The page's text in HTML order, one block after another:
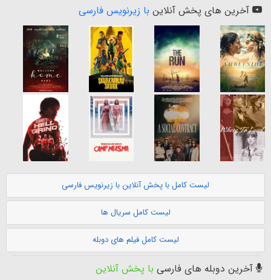
آخرین های پخش آنلاین با زیرنویس فارسی
لیست کامل با پخش آنلاین با زیرنویس فارسی
لیست کامل سریال ها
لیست کامل فیلم های دوبله
آخرین دوبله های فارسی با پخش آنلاین